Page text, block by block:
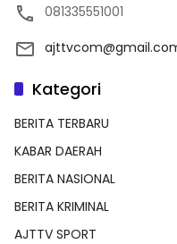
081335551001
Kategori
BERITA TERBARU
KABAR DAERAH
BERITA NASIONAL
BERITA KRIMINAL
AJTTV SPORT